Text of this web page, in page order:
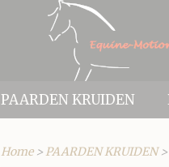
PAARDEN KRUIDEN
Home> PAARDEN KRUIDEN>